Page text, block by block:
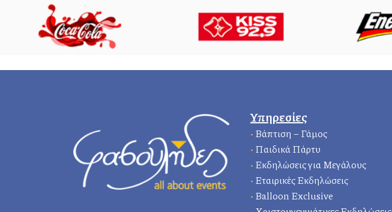
Υπηρεσίες
• Βάπτιση – Γάμος
• Παιδικά Πάρτυ
• Εκδηλώσεις για Μεγάλους
• Εταιρικές Εκδηλώσεις
• Balloon Exclusive